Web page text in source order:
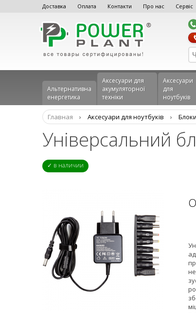
Доставка Оплата Контакти Про нас Сервіс
Альтернативна
енергетика
Аксесуари для
акумуляторної
техніки
Аксесуари
для
ноутбуків
Главная › Аксесуари для ноутбуків ›
Універсальний
✓ в наличии